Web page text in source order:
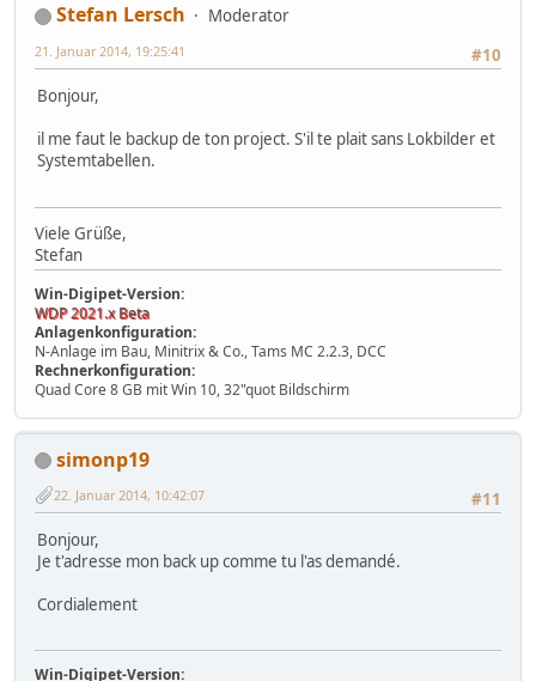
Stefan Lersch
Moderator
#10
21. Januar 2014, 19:25:41
Bonjour,
il me faut le backup de ton project. S'il te plait sans Lokbilder et
Systemtabellen.
Viele Grüße,
Stefan
Win-Digipet-Version:
WDP 2021.x Beta
Anlagenkonfiguration:
N-Anlage im Bau, Minitrix & Co., Tams MC 2.2.3, DCC
Rechnerkonfiguration:
Quad Core 8 GB mit Win 10, 32"quot Bildschirm
simonp19
#11
22. Januar 2014, 10:42:07
Bonjour,
Je t'adresse mon back up comme tu l'as demandé.
Cordialement
Win-Digipet-Version: